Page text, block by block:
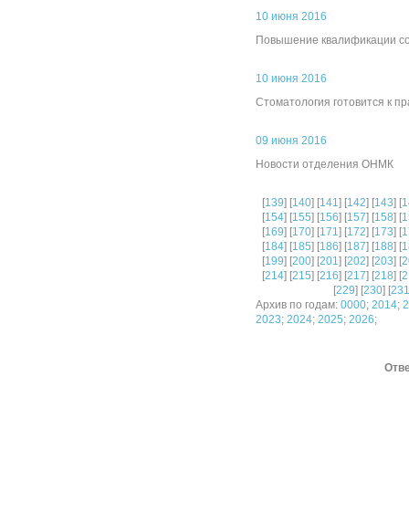
10 июня 2016
Повышение квалификации
10 июня 2016
Стоматология готовится к
09 июня 2016
Новости отделения ОНМК
[139] [140] [141] [142] [143] [
[154] [155] [156] [157] [158] [
[169] [170] [171] [172] [173] [
[184] [185] [186] [187] [188] [
[199] [200] [201] [202] [203] [
[214] [215] [216] [217] [218] [
[229] [230] [231
Архив по годам: 0000; 2014;
2023; 2024; 2025; 2026;